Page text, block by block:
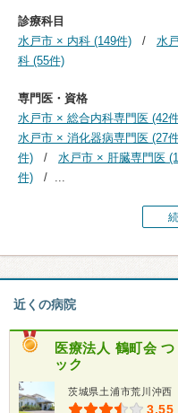
診療科目
水戸市 × 内科 (149件)
水
科 (55件)
専門医・資格
水戸市 × 総合内科専門医 (42
水戸市 × 消化器病専門医 (27
件)
水戸市 × 肝臓専門医
件)
近くの病院
医療法人 鶴町会つ
ック
茨城県土浦市荒川沖西
3.55